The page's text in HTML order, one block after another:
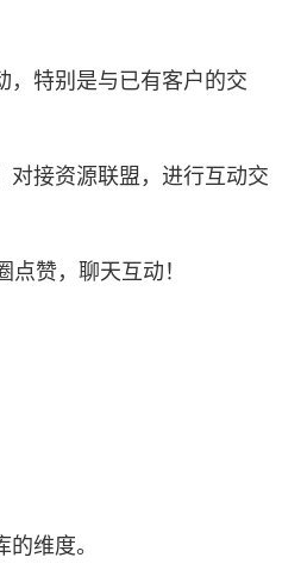
特别是与已有客户的交
接资源联盟，进行互动交
赞，聊天互动！
维度。